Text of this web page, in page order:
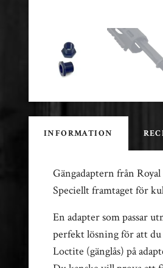
INFORMATION
Gängadaptern från
Speciellt framtaget för
En adapter som passar
perfekt lösning för att du
Loctite (gänglås) på